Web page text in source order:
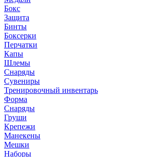
Бокс
Защита
Бинты
Боксерки
Перчатки
Капы
Шлемы
Снаряды
Сувениры
Тренировочный инвентарь
Форма
Снаряды
Груши
Крепежи
Манекены
Мешки
Наборы